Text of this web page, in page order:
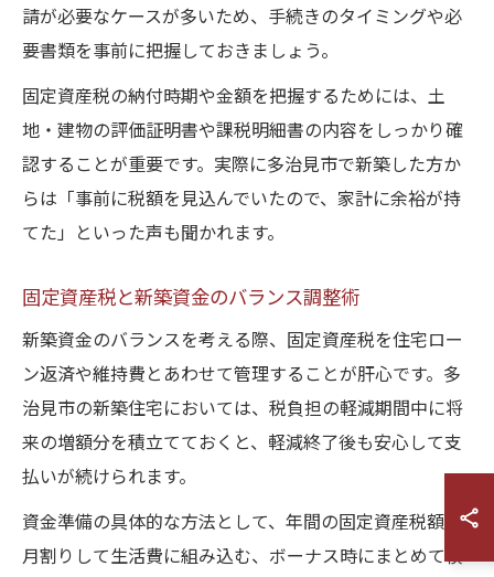
請が必要なケースが多いため、手続きのタイミングや必
要書類を事前に把握しておきましょう。
固定資産税の納付時期や金額を把握するためには、土
地・建物の評価証明書や課税明細書の内容をしっかり確
認することが重要です。実際に多治見市で新築した方か
らは「事前に税額を見込んでいたので、家計に余裕が持
てた」といった声も聞かれます。
固定資産税と新築資金のバランス調整術
新築資金のバランスを考える際、固定資産税を住宅ロー
ン返済や維持費とあわせて管理することが肝心です。多
治見市の新築住宅においては、税負担の軽減期間中に将
来の増額分を積立てておくと、軽減終了後も安心して支
払いが続けられます。
資金準備の具体的な方法として、年間の固定資産税額を
月割りして生活費に組み込む、ボーナス時にまとめて積